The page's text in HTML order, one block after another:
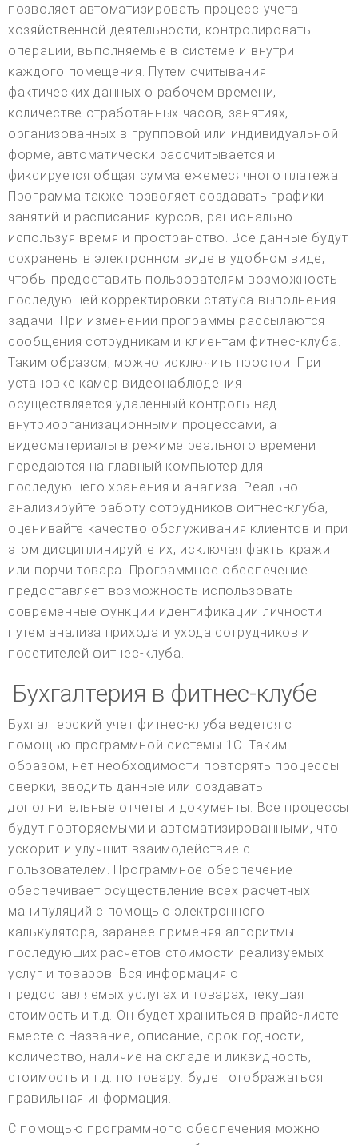
позволяет автоматизировать процесс учета
хозяйственной деятельности, контролировать
операции, выполняемые в системе и внутри
каждого помещения. Путем считывания
фактических данных о рабочем времени,
количестве отработанных часов, занятиях,
организованных в групповой или индивидуальной
форме, автоматически рассчитывается и
фиксируется общая сумма ежемесячного платежа.
Программа также позволяет создавать графики
занятий и расписания курсов, рационально
используя время и пространство. Все данные будут
сохранены в электронном виде в удобном виде,
чтобы предоставить пользователям возможность
последующей корректировки статуса выполнения
задачи. При изменении программы рассылаются
сообщения сотрудникам и клиентам фитнес-клуба.
Таким образом, можно исключить простои. При
установке камер видеонаблюдения
осуществляется удаленный контроль над
внутриорганизационными процессами, а
видеоматериалы в режиме реального времени
передаются на главный компьютер для
последующего хранения и анализа. Реально
анализируйте работу сотрудников фитнес-клуба,
оценивайте качество обслуживания клиентов и при
этом дисциплинируйте их, исключая факты кражи
или порчи товара. Программное обеспечение
предоставляет возможность использовать
современные функции идентификации личности
путем анализа прихода и ухода сотрудников и
посетителей фитнес-клуба.
Бухгалтерия в фитнес-клубе
Бухгалтерский учет фитнес-клуба ведется с
помощью программной системы 1С. Таким
образом, нет необходимости повторять процессы
сверки, вводить данные или создавать
дополнительные отчеты и документы. Все процессы
будут повторяемыми и автоматизированными, что
ускорит и улучшит взаимодействие с
пользователем. Программное обеспечение
обеспечивает осуществление всех расчетных
манипуляций с помощью электронного
калькулятора, заранее применяя алгоритмы
последующих расчетов стоимости реализуемых
услуг и товаров. Вся информация о
предоставляемых услугах и товарах, текущая
стоимость и т.д. Он будет храниться в прайс-листе
вместе с Название, описание, срок годности,
количество, наличие на складе и ликвидность,
стоимость и т.д. по товару. будет отображаться
правильная информация.
С помощью программного обеспечения можно